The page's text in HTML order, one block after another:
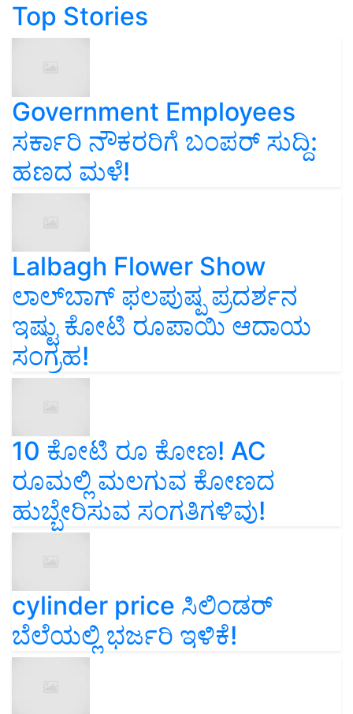
Top Stories
Government Employees
ಸರ್ಕಾರಿ ನೌಕರರಿಗೆ ಬಂಪರ್‌ ಸುದ್ದಿ:
ಹಣದ ಮಳೆ!
Lalbagh Flower Show
ಲಾಲ್‌ಬಾಗ್ ಫಲಪುಷ್ಪ ಪ್ರದರ್ಶನ
ಇಷ್ಟು ಕೋಟಿ ರೂಪಾಯಿ ಆದಾಯ
ಸಂಗ್ರಹ!
10 ಕೋಟಿ ರೂ ಕೋಣ! AC
ರೂಮಲ್ಲಿ ಮಲಗುವ ಕೋಣದ
ಹುಬ್ಬೇರಿಸುವ ಸಂಗತಿಗಳಿವು!
cylinder price ಸಿಲಿಂಡರ್‌
ಬೆಲೆಯಲ್ಲಿ ಭರ್ಜರಿ ಇಳಿಕೆ!